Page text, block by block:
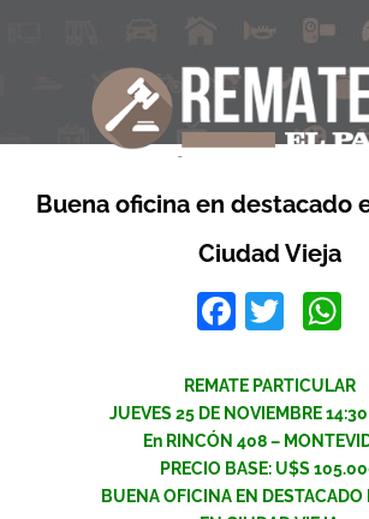
Buena oficina en destacado
Ciudad Vieja
REMATE PARTICULAR
JUEVES 25 DE NOVIEMBRE
En RINCÓN 408 –
PRECIO BASE: U$S
BUENA OFICINA EN DESTACADO